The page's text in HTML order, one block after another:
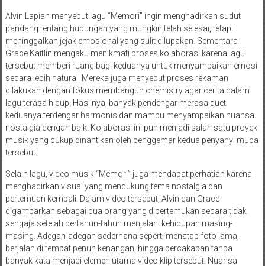
Alvin Lapian menyebut lagu “Memori” ingin menghadirkan sudut
pandang tentang hubungan yang mungkin telah selesai, tetapi
meninggalkan jejak emosional yang sulit dilupakan. Sementara
Grace Kaitlin mengaku menikmati proses kolaborasi karena lagu
tersebut memberi ruang bagi keduanya untuk menyampaikan emosi
secara lebih natural. Mereka juga menyebut proses rekaman
dilakukan dengan fokus membangun chemistry agar cerita dalam
lagu terasa hidup. Hasilnya, banyak pendengar merasa duet
keduanya terdengar harmonis dan mampu menyampaikan nuansa
nostalgia dengan baik. Kolaborasi ini pun menjadi salah satu proyek
musik yang cukup dinantikan oleh penggemar kedua penyanyi muda
tersebut.
Selain lagu, video musik “Memori” juga mendapat perhatian karena
menghadirkan visual yang mendukung tema nostalgia dan
pertemuan kembali. Dalam video tersebut, Alvin dan Grace
digambarkan sebagai dua orang yang dipertemukan secara tidak
sengaja setelah bertahun-tahun menjalani kehidupan masing-
masing. Adegan-adegan sederhana seperti menatap foto lama,
berjalan di tempat penuh kenangan, hingga percakapan tanpa
banyak kata menjadi elemen utama video klip tersebut. Nuansa